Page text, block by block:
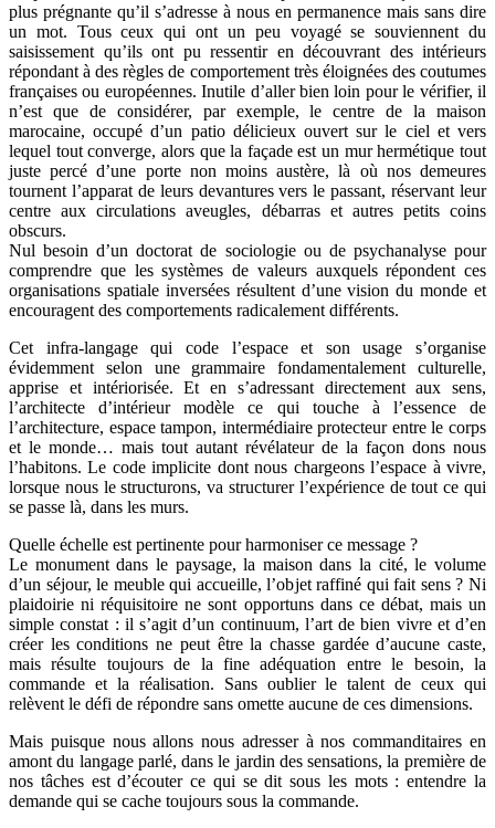
plus prégnante qu’il s’adresse à nous en permanence mais sans dire
un mot. Tous ceux qui ont un peu voyagé se souviennent du
saisissement qu’ils ont pu ressentir en découvrant des intérieurs
répondant à des règles de comportement très éloignées des coutumes
françaises ou européennes. Inutile d’aller bien loin pour le vérifier, il
n’est que de considérer, par exemple, le centre de la maison
marocaine, occupé d’un patio délicieux ouvert sur le ciel et vers
lequel tout converge, alors que la façade est un mur hermétique tout
juste percé d’une porte non moins austère, là où nos demeures
tournent l’apparat de leurs devantures vers le passant, réservant leur
centre aux circulations aveugles, débarras et autres petits coins
obscurs.
Nul besoin d’un doctorat de sociologie ou de psychanalyse pour
comprendre que les systèmes de valeurs auxquels répondent ces
organisations spatiale inversées résultent d’une vision du monde et
encouragent des comportements radicalement différents.
Cet infra-langage qui code l’espace et son usage s’organise
évidemment selon une grammaire fondamentalement culturelle,
apprise et intériorisée. Et en s’adressant directement aux sens,
l’architecte d’intérieur modèle ce qui touche à l’essence de
l’architecture, espace tampon, intermédiaire protecteur entre le corps
et le monde… mais tout autant révélateur de la façon dons nous
l’habitons. Le code implicite dont nous chargeons l’espace à vivre,
lorsque nous le structurons, va structurer l’expérience de tout ce qui
se passe là, dans les murs.
Quelle échelle est pertinente pour harmoniser ce message ?
Le monument dans le paysage, la maison dans la cité, le volume
d’un séjour, le meuble qui accueille, l’objet raffiné qui fait sens ? Ni
plaidoirie ni réquisitoire ne sont opportuns dans ce débat, mais un
simple constat : il s’agit d’un continuum, l’art de bien vivre et d’en
créer les conditions ne peut être la chasse gardée d’aucune caste,
mais résulte toujours de la fine adéquation entre le besoin, la
commande et la réalisation. Sans oublier le talent de ceux qui
relèvent le défi de répondre sans omette aucune de ces dimensions.
Mais puisque nous allons nous adresser à nos commanditaires en
amont du langage parlé, dans le jardin des sensations, la première de
nos tâches est d’écouter ce qui se dit sous les mots : entendre la
demande qui se cache toujours sous la commande.